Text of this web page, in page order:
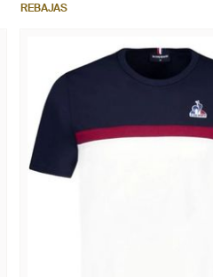
REBAJAS